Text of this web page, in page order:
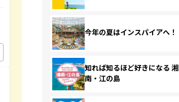
今年の夏はインスパイアへ！
知れば知るほど好きになる 湘
南・江の島